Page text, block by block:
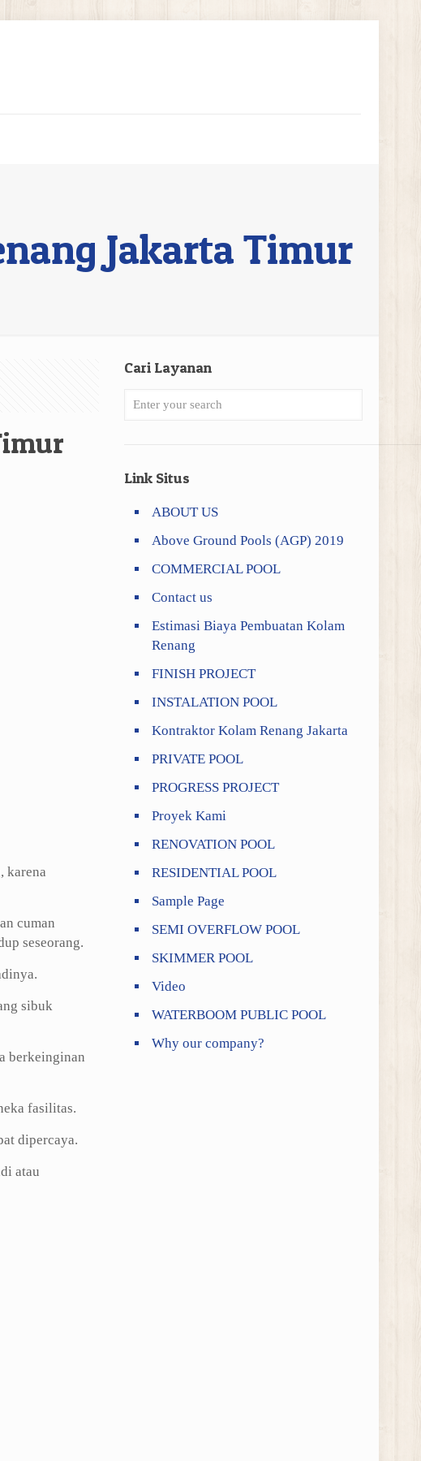
Jakarta Timur
karena
cuman
seseorang.
sibuk
berkeinginan
fasilitas.
dipercaya.
atau
Cari Layanan
Link Situs
ABOUT US
Above Ground Pools (AGP) 2019
COMMERCIAL POOL
Contact us
Estimasi Biaya Pembuatan Kolam
Renang
FINISH PROJECT
INSTALATION POOL
Kontraktor Kolam Renang Jakarta
PRIVATE POOL
PROGRESS PROJECT
Proyek Kami
RENOVATION POOL
RESIDENTIAL POOL
Sample Page
SEMI OVERFLOW POOL
SKIMMER POOL
Video
WATERBOOM PUBLIC POOL
Why our company?